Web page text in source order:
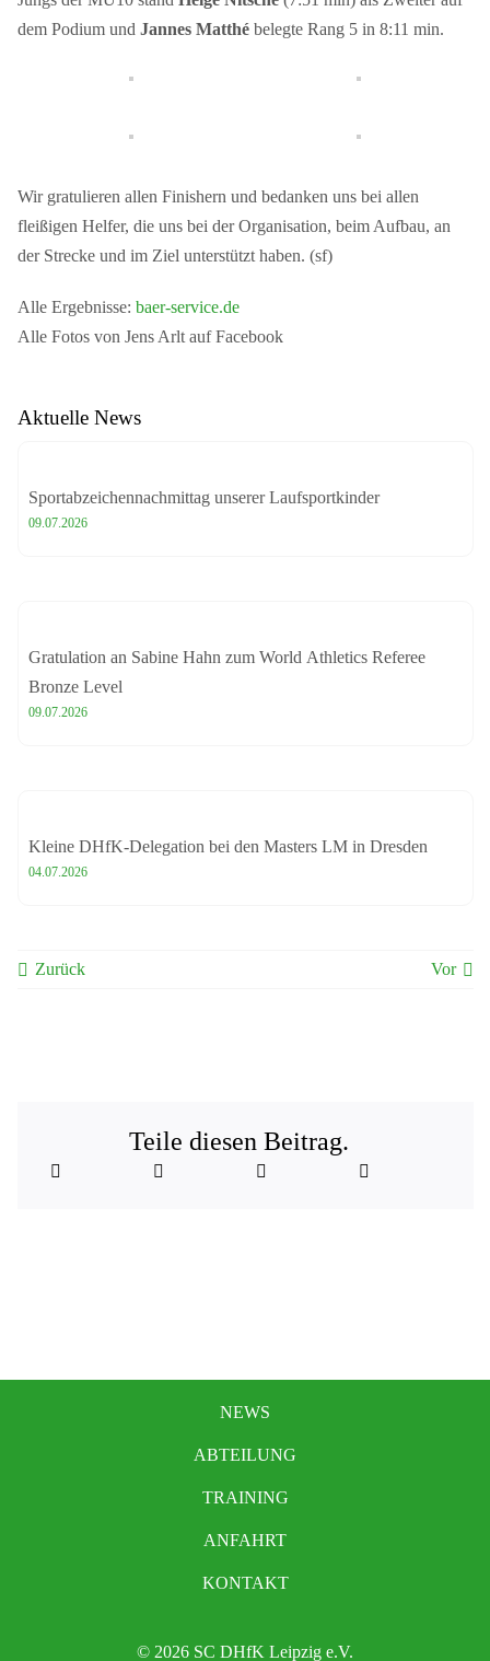
dem Podium und Jannes Matthébelegte Rang 5 in 8:11 min.
Wir gratulieren allen Finishern und bedanken uns bei allen
fleißigen Helfer, die uns bei der Organisation, beim Aufbau, an
der Strecke und im Ziel unterstützt haben. (sf)
Alle Ergebnisse: baer-service.de
Alle Fotos von Jens Arlt auf Facebook
Aktuelle News
Sportabzeichennachmittag unserer Laufsportkinder
09.07.2026
Gratulation an Sabine Hahn zum World Athletics Referee
Bronze Level
09.07.2026
Kleine DHfK-Delegation bei den Masters LM in Dresden
04.07.2026
Zurück Vor
Teile diesen Beitrag.
NEWS
ABTEILUNG
TRAINING
ANFAHRT
KONTAKT
© 2026 SC DHfK Leipzig e.V.